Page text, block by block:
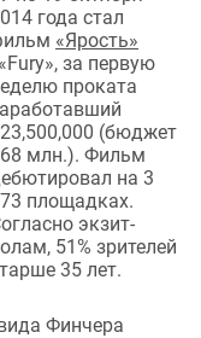
года стал
«Ярость»
за первую
проката
(бюджет
млн.). Фильм
на 3
площадках.
экзит-
51% зрителей
35 лет.
Финчера